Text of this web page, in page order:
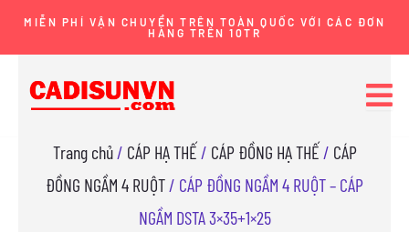
Nhảy
MIỄN PHÍ VẬN CHUYỂN TRÊN TOÀN QUỐC VỚI CÁC ĐƠN
HÀNG TRÊN 10TR
Trang chủ/ CÁP HẠ THẾ / CÁP ĐỒNG HẠ THẾ / CÁP
ĐỒNG NGẦM 4 RUỘT / CÁP ĐỒNG NGẦM 4 RUỘT – CÁP
NGẦM DSTA 3×35+1×25